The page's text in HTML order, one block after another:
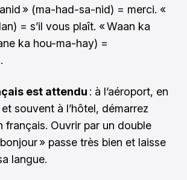
» (ma-had-sa-nid) = merci. «
= s’il vous plaît. « Waan ka
ka hou-ma-hay) =
est attendu : à l’aéroport, en
souvent à l’hôtel, démarrez
français. Ouvrir par un double
» passe très bien et laisse
langue.